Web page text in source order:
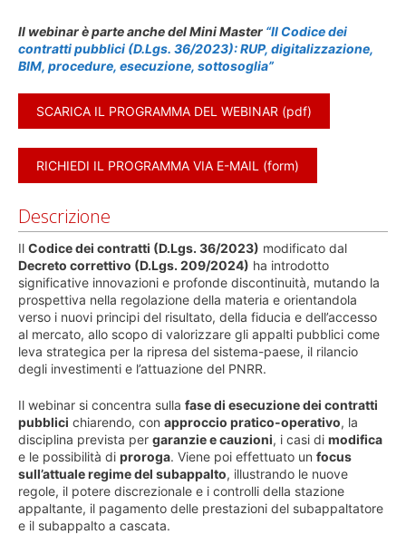
Il webinar è parte anche delMini Master “Il Codice dei
contratti pubblici (D.Lgs. 36/2023): RUP, digitalizzazione,
BIM, procedure, esecuzione, sottosoglia”
SCARICA IL PROGRAMMA DEL WEBINAR (pdf)
RICHIEDI IL PROGRAMMA VIA E-MAIL (form)
Descrizione
Il Codice dei contratti (D.Lgs. 36/2023) modificato dal
Decreto correttivo (D.Lgs. 209/2024) ha introdotto
significative innovazioni e profonde discontinuità, mutando la
prospettiva nella regolazione della materia e orientandola
verso i nuovi principi del risultato, della fiducia e dell’accesso
al mercato, allo scopo di valorizzare gli appalti pubblici come
leva strategica per la ripresa del sistema-paese, il rilancio
degli investimenti e l’attuazione del PNRR.
Il webinar si concentra sulla fase di esecuzione dei contratti
pubblici chiarendo, con approccio pratico-operativo, la
disciplina prevista per garanzie e cauzioni, i casi di modifica
e le possibilità di proroga. Viene poi effettuato un focus
sull’attuale regime del subappalto, illustrando le nuove
regole, il potere discrezionale e i controlli della stazione
appaltante, il pagamento delle prestazioni del subappaltatore
e il subappalto a cascata.